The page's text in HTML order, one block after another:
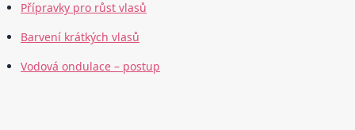
Přípravky pro růst vlasů
Barvení krátkých vlasů
Vodová ondulace – postup